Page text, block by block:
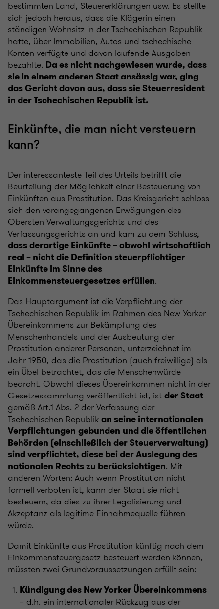
bestimmten Land, Steuererklärungen usw. Es stellte
sich jedoch heraus, dass die Klägerin einen
ständigen Wohnsitz in der Tschechischen Republik
hatte, über Immobilien, Autos und tschechische
Konten verfügte und davon laufende Ausgaben
bezahlte. Da es nicht nachgewiesen wurde, dass
sie in einem anderen Staat ansässig war, ging
das Gericht davon aus, dass sie Steuerresident
in der Tschechischen Republik ist.
Einkünfte, die man nicht versteuern
kann?
Der interessanteste Teil des Urteils betrifft die
Beurteilung der Möglichkeit einer Besteuerung von
Einkünften aus Prostitution. Das Kreisgericht schloss
sich den vorangegangenen Erwägungen des
Obersten Verwaltungsgerichts und des
Verfassungsgerichts an und kam zu dem Schluss,
dass derartige Einkünfte – obwohl wirtschaftlich
real – nicht die Definition steuerpflichtiger
Einkünfte im Sinne des
Einkommensteuergesetzes erfüllen.
Das Hauptargument ist die Verpflichtung der
Tschechischen Republik im Rahmen des New Yorker
Übereinkommens zur Bekämpfung des
Menschenhandels und der Ausbeutung der
Prostitution anderer Personen, unterzeichnet im
Jahr 1950, das die Prostitution (auch freiwillige) als
ein Übel betrachtet, das die Menschenwürde
bedroht. Obwohl dieses Übereinkommen nicht in der
Gesetzessammlung veröffentlicht ist, ist der Staat
gemäß Art.1 Abs. 2 der Verfassung der
Tschechischen Republik an seine internationalen
Verpflichtungen gebunden und die öffentlichen
Behörden (einschließlich der Steuerverwaltung)
sind verpflichtet, diese bei der Auslegung des
nationalen Rechts zu berücksichtigen. Mit
anderen Worten: Auch wenn Prostitution nicht
formell verboten ist, kann der Staat sie nicht
besteuern, da dies zu ihrer Legalisierung und
Akzeptanz als legitime Einnahmequelle führen
würde.
Damit Einkünfte aus Prostitution künftig nach dem
Einkommensteuergesetz besteuert werden können,
müssten zwei Grundvoraussetzungen erfüllt sein:
Kündigung des New Yorker Übereinkommens
– d.h. ein internationaler Rückzug aus der